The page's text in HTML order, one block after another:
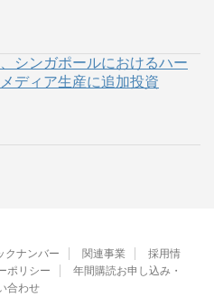
シンガポールにおけるハー
ディア生産に追加投資
クナンバー 関連事業
採用情
ポリシー
年間購読お申し込み・
合わせ